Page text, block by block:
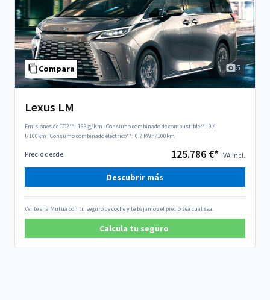
Compara 5
Lexus LM
Emisiones de CO2**: 163 g/Km ·Consumo combinado de combustible**: 9.4
l/100km ·Consumo combinado eléctrico**: 0.7 kWh/100km
Precio desde 125.786 €* IVA incl.
Descubrir más
Vente a la Mutua con tu seguro de coche y te bajamos el precio sea cual sea.
Calcula tu seguro